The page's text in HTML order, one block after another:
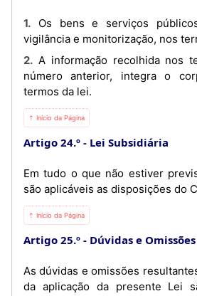
1. Os bens e serviços públicos estão sujeitos à
vigilância e monitorização, nos
2. A informação recolhida nos termos referidos no
número anterior, integra o
termos da lei.
⇡ Início da Página
Artigo 24.º Lei Subsidiária
Em tudo o que não estiver
são aplicáveis as disposições do
⇡ Início da Página
Artigo 25.º Dúvidas e Omissões
As dúvidas e omissões
da aplicação da presente Lei